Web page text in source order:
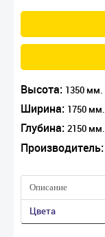
Высота: 1350 мм.
Ширина: 1750 мм.
Глубина: 2150 мм.
Производитель:
Описание
Цвета